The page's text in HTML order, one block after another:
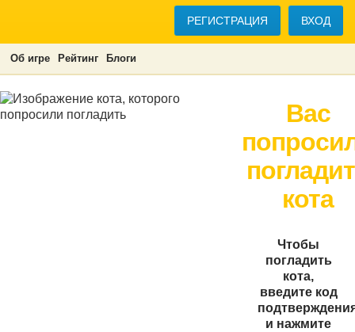
РЕГИСТРАЦИЯ ВХОД
Об игре Рейтинг Блоги
Вас
кота
Чтобы
погладить
кота,
введите код
и нажмите